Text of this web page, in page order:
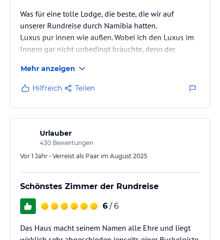
Was für eine tolle Lodge, die beste, die wir auf
unserer Rundreise durch Namibia hatten.
Luxus pur innen wie außen. Wobei ich den Luxus im
Innern gar nicht unbedingt bräuchte, denn der
Ebene und die Naukluft-Berge. Absolut fantastisch!
Die Desert Hills Lodge ist ein Traum mitten im
Nirgendwo der Namibwüste. Mehrere Häuschen,
genannt Chales, gruppieren sich im Halbkreis links
und rechts des Haupthauses. Die Chalets sind mit
Stroh gedeckt und den Nestern der…
Mehr anzeigen
Hilfreich Teilen
Urlauber
430 Bewertungen
Vor 1 Jahr • Verreist als Paar im August 2025
Schönstes Zimmer der Rundreise
6 / 6
Das Haus macht seinem Namen alle Ehre und liegt